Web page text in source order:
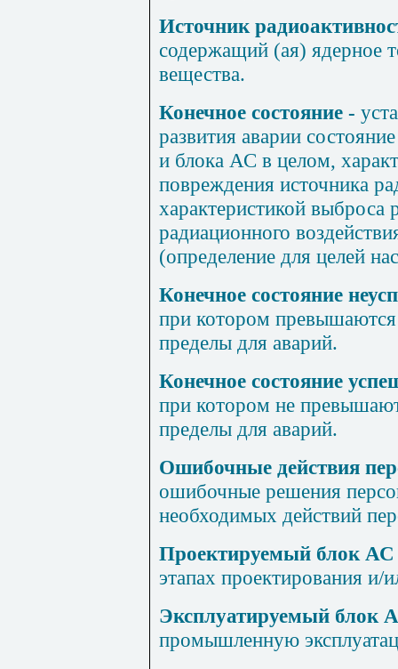
Источник
содержащий (ая) ядерное
вещества.
Конечное состояние -
развития аварии
и блока АС в целом,
повреждения источника
характеристикой выброса
радиационного
(определение для целей
Конечное состояние
при котором
пределы для аварий.
Конечное состояние
при котором не
пределы для аварий.
Ошибочные действия
ошибочные решения
необходимых действий
Проектируемый блок АС
этапах проектирования и/
Эксплуатируемый блок
промышленную